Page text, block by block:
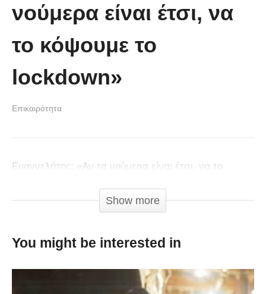
πρώτη στιγμή και συγκίνησε το
νοηματική με ένα μικρό κορίτσι
νούμερα είναι έτσι, να
το κόψουμε το
lockdown»
Επικαιρότητα
Ευαγγελάτος: «Αν τα νούμερα είναι έτσι, να το
Show more
You might be interested in